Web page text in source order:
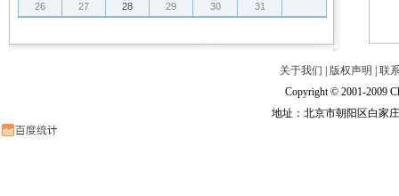
26
27 28 29 30 31
关于我们 版权声明
联
Copyright © 2001-2009
地址：北京市朝阳区白家